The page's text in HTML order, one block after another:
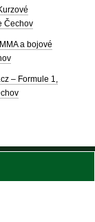
Čechov
a bojové
– Formule 1,